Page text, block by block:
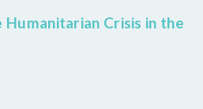
Crisis in the